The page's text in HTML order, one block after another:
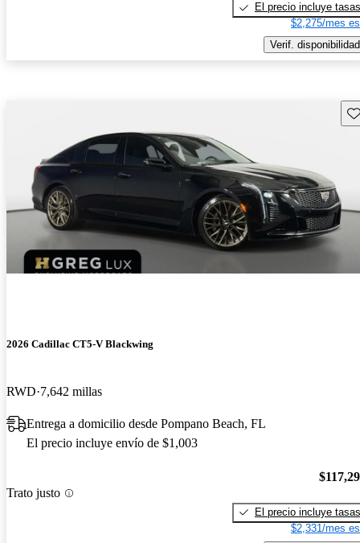
El precio incluye tasas
$2,275/mes
Verif. disponibilidad
2026 Cadillac CT5-V Blackwing
RWD 7,642 millas
Entrega a domicilio desde Pompano Beach, FL
El precio incluye envío de $1,003
Trato justo
El precio incluye tasas
$2,331/mes